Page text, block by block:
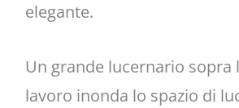
elegante.
Un grande lucernario sopra
lavoro inonda lo spazio di